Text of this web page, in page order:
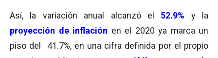
Así, la variación anual alcanzó el 52.9% y la
proyección de inflación en el 2020 ya marca un
piso del 41.7%, en una cifra definida por el propio